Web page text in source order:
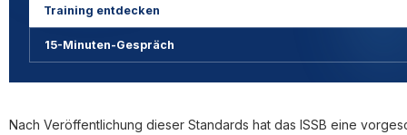
Training entdecken
15-Minuten-Gespräch
Nach Veröffentlichung dieser Standards hat das ISSB eine